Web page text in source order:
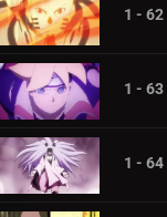
1 - 62
1 - 63
1 - 64